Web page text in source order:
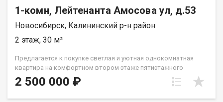
1-комн, Лейтенанта Амосова ул, д.53
Новосибирск, Калининский р-н район
2 этаж, 30 м²
Предлагается к покупке светлая и уютная однокомнатная
квартира на комфортном втором этаже пятиэтажного
кирпичного дома 1964 года постройки. Это надежное жилье,
проверенное временем, которое не потребует от вас
2 500 000 ₽